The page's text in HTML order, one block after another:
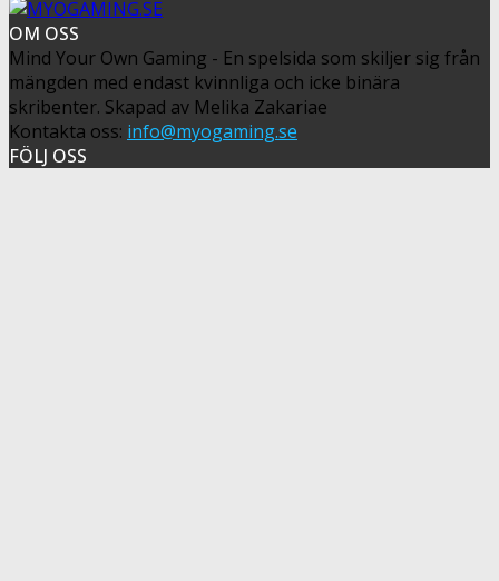
OM OSS
Mind Your Own Gaming - En spelsida som skiljer sig från
mängden med endast kvinnliga och icke binära
skribenter. Skapad av Melika Zakariae
Kontakta oss: info@myogaming.se
FÖLJ OSS